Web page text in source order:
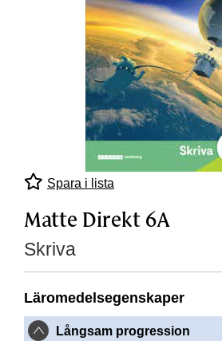
Spara i lista
Matte Direkt 6A
Skriva
Läromedelsegenskaper
Långsam progression